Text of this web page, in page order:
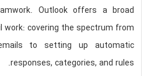
Outlook offers a broad
covering the spectrum from
to setting up automatic
responses, categories, and rules.